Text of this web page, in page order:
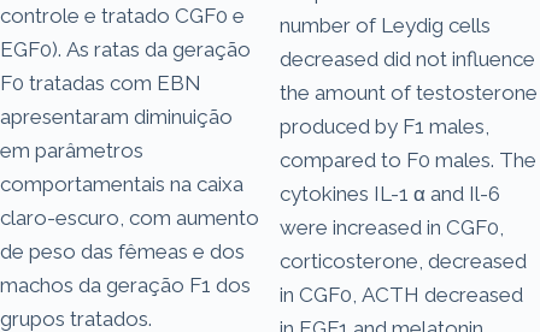
controle e tratado CGF0 e
EGF0). As ratas da geração
F0 tratadas com EBN
apresentaram diminuição
em parâmetros
comportamentais na caixa
claro-escuro, com aumento
de peso das fêmeas e dos
machos da geração F1 dos
grupos tratados.
number of Leydig cells
decreased did not influence
the amount of testosterone
produced by F1 males,
compared to F0 males. The
cytokines IL-1 α and Il-6
were increased in CGF0,
corticosterone, decreased
in CGF0, ACTH decreased